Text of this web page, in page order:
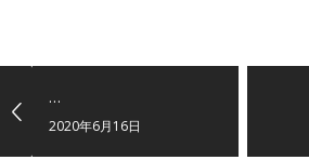
…
2020年6月16日